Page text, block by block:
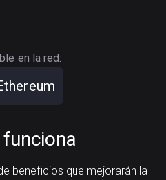
en la red:
beneficios que mejorarán la